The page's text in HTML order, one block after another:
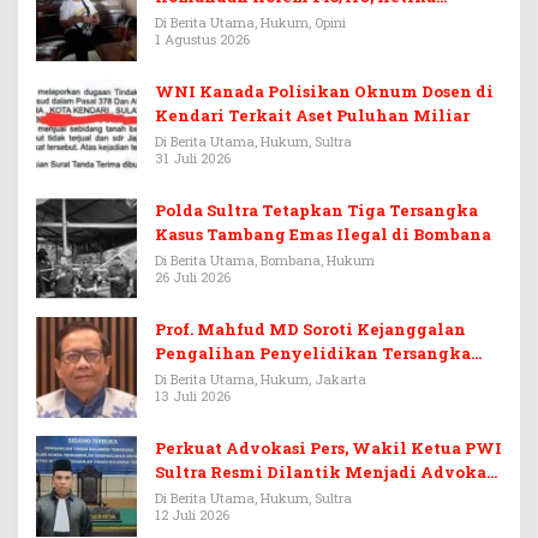
Warisan Menjadi Arena Pemerasan
Di Berita Utama, Hukum, Opini
1 Agustus 2026
WNI Kanada Polisikan Oknum Dosen di
Kendari Terkait Aset Puluhan Miliar
Di Berita Utama, Hukum, Sultra
31 Juli 2026
Polda Sultra Tetapkan Tiga Tersangka
Kasus Tambang Emas Ilegal di Bombana
Di Berita Utama, Bombana, Hukum
26 Juli 2026
Prof. Mahfud MD Soroti Kejanggalan
Pengalihan Penyelidikan Tersangka
Febrie Adriansyah
Di Berita Utama, Hukum, Jakarta
13 Juli 2026
Perkuat Advokasi Pers, Wakil Ketua PWI
Sultra Resmi Dilantik Menjadi Advokat
PERADI
Di Berita Utama, Hukum, Sultra
12 Juli 2026